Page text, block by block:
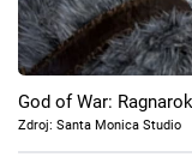
Cool Esport
Pořady
TV Program
God of War: Ragnarok
Zdroj: Santa Monica Studio